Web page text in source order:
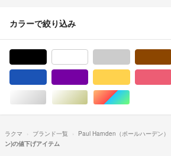
カラーで絞り込み
シルバー/銀色系ゴールド/金色系マルチカラー
ラクマ ブランド一覧 Paul Harnden（ポールハーデン）
ン)の値下げアイテム